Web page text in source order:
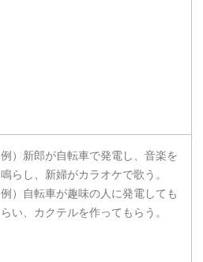
例）新郎が自転車で発電し、音楽を
鳴らし、新婦がカラオケで歌う。
例）自転車が趣味の人に発電しても
らい、カクテルを作ってもらう。